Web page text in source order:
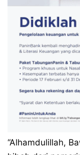
“Alhamdulillah,